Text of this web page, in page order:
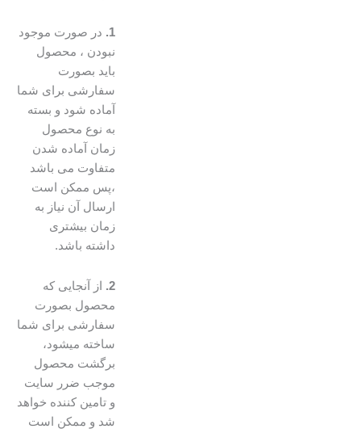
در صورت موجود
نبودن ، محصول
باید بصورت
سفارشی برای شما
آماده شود و بسته
به نوع محصول
زمان آماده شدن
متفاوت می باشد
،پس ممکن است
ارسال آن نیاز به
زمان بیشتری
داشته باشد.
از آنجایی که
محصول بصورت
سفارشی برای شما
ساخته میشود،
برگشت محصول
موجب ضرر سایت
و تامین کننده خواهد
شد و ممکن است